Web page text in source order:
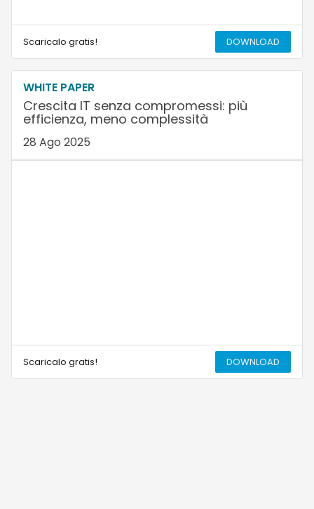
Scaricalo gratis! DOWNLOAD
WHITE PAPER
Crescita IT senza compromessi: più
efficienza, meno complessità
28 Ago 2025
Scaricalo gratis! DOWNLOAD